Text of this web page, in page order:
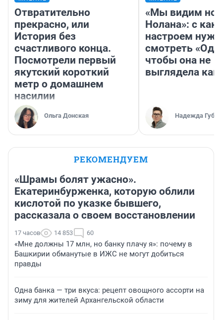
Отвратительно
прекрасно, или
История без
счастливого конца.
Посмотрели первый
якутский короткий
метр о домашнем
насилии
Ольга Донская
«Мы видим
Нолана»: с
настроем
смотреть
чтобы она не
выглядела как
Надежда
РЕКОМЕНДУЕМ
«Шрамы болят ужасно».
Екатеринбурженка, которую облили
кислотой по указке бывшего,
рассказала о своем восстановлении
17 часов 14 853 60
«Мне должны 17 млн, но банку плачу я»: почему в
Башкирии обманутые в ИЖС не могут добиться
правды
Одна банка — три вкуса: рецепт овощного ассорти на
зиму для жителей Архангельской области